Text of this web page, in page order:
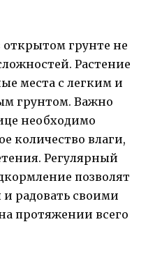
грунте не
Растение
места с легким и
грунтом. Важно
необходимо
количество влаги,
Регулярный
позволят
и радовать своими
протяжении всего